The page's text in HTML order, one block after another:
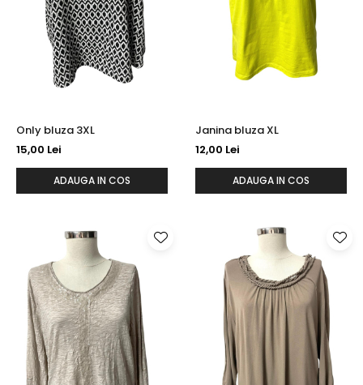
Only bluza 3XL
15,00 Lei
ADAUGA IN COS
Janina bluza XL
12,00 Lei
ADAUGA IN COS